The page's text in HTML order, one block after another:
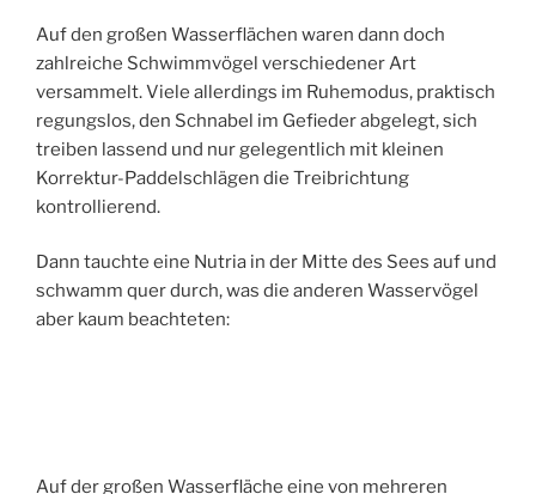
Auf den großen Wasserflächen waren dann doch
zahlreiche Schwimmvögel verschiedener Art
versammelt. Viele allerdings im Ruhemodus, praktisch
regungslos, den Schnabel im Gefieder abgelegt, sich
treiben lassend und nur gelegentlich mit kleinen
Korrektur-Paddelschlägen die Treibrichtung
kontrollierend.
Dann tauchte eine Nutria in der Mitte des Sees auf und
schwamm quer durch, was die anderen Wasservögel
aber kaum beachteten:
Auf der großen Wasserfläche eine von mehreren